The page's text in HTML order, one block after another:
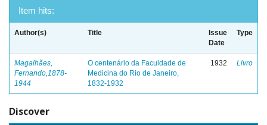
Item hits:
Author(s) Title
Issue
Date
Type
Magalhães,
Fernando,1878-
1944
O centenário da Faculdade de
Medicina do Rio de Janeiro,
1832-1932
1932 Livro
Discover